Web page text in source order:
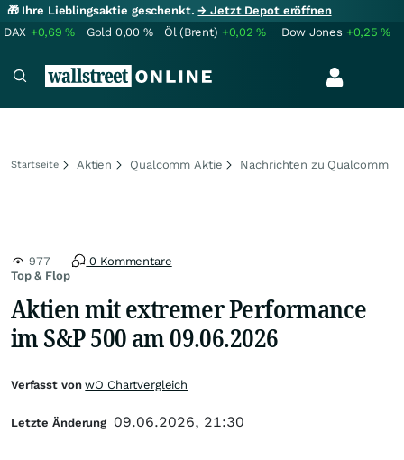
🎁 Ihre Lieblingsaktie geschenkt.→ Jetzt Depot eröffnen
DAX +0,69% Gold 0,00 % Öl (Brent) +0,02% Dow Jones +0,25%
Startseite Aktien Qualcomm Aktie Nachrichten zu Qualcomm
Top & Flop
977 0 Kommentare
Aktien mit extremer Performance
im S&P 500 am 09.06.2026
Verfasst vonwO Chartvergleich
Letzte Änderung 09.06.2026, 21:30